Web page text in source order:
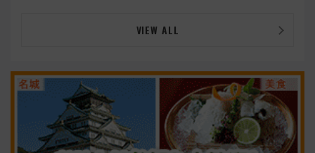
VIEW ALL